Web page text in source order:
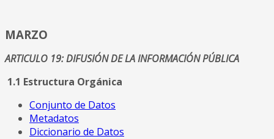
MARZO
ARTICULO 19: DIFUSIÓN DE LA INFORMACIÓN PÚBLICA
1.1 Estructura Orgánica
Conjunto de Datos
Metadatos
Diccionario de Datos